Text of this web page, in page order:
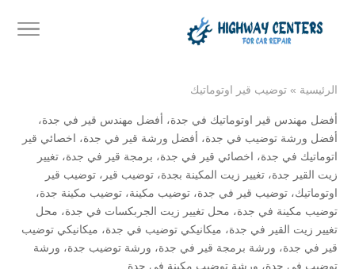
الرئيسية » توضيب قير اوتوماتيك
أفضل مهندس قير اوتوماتيك في جدة، أفضل مهندس قير في جدة،
أفضل ورشة توضيب في جدة، أفضل ورشة قير في جدة، اخصائي قير
اتوماتيك في جدة، اخصائي قير في جدة، برمجة قير في جدة، تغيير
زيت القير جدة، تغيير زيت المكينة بجدة، توضيب قير ، توضيب قير
اوتوماتيك، توضيب قير في جدة، توضيب مكينة، توضيب مكينة جدة،
توضيب مكينة في جدة، محل تغيير زيت الجربكسات في جدة، محل
تغيير زيت القير في جدة، ميكانيكي توضيب في جدة، ميكانيكي توضيب
قير في جدة، ورشة برمجة قير في جدة، ورشة توضيب جدة، ورشة
توضيب في جدة، ورشة توضيب مكينة في جدة